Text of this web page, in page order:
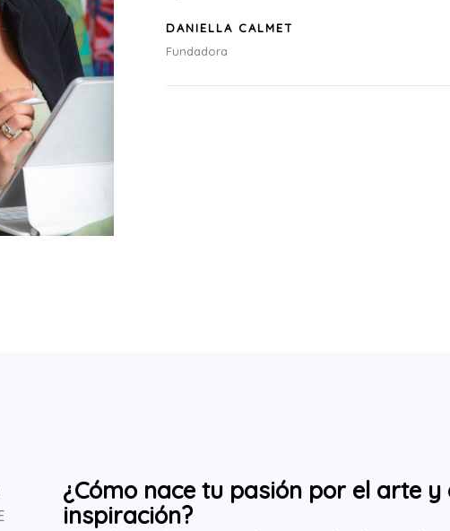
DANIELLA CALMET
Fundadora
¿Cómo nace tu pasión por el arte
inspiración?